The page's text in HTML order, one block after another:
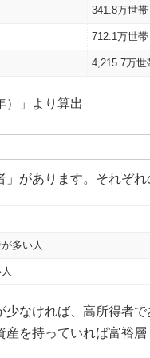
341.8万世帯
712.1万世帯
4,215.7万世
）」より算出
があります。それぞれ
多い人
なければ、高所得者
を持っていれば富裕層